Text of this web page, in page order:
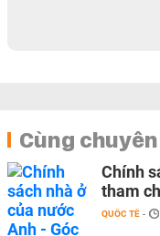
Cùng
Chính
tham
QUỐC TẾ -